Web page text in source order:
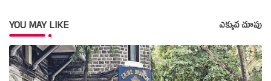
YOU MAY LIKE ఎక్కువ చూపు